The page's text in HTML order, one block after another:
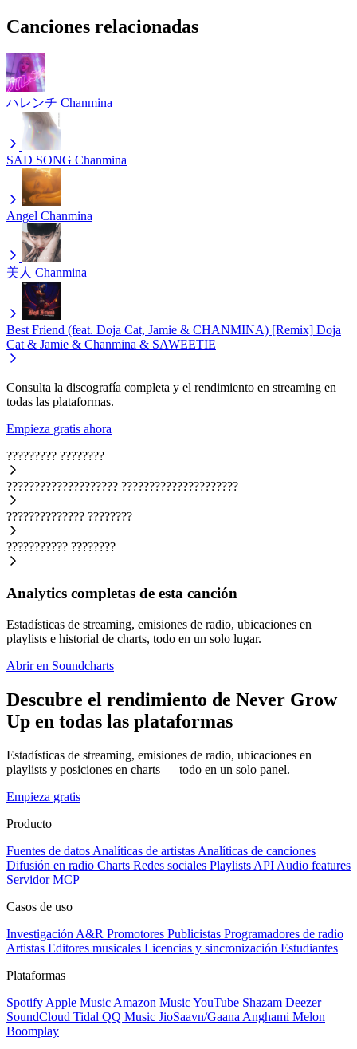
Canciones relacionadas
ハレンチ Chanmina
SAD SONG Chanmina
Angel Chanmina
美人 Chanmina
Best Friend (feat. Doja Cat, Jamie & CHANMINA) [Remix] Doja
Cat & Jamie & Chanmina & SAWEETIE
Consulta la discografía completa y el rendimiento en streaming en
todas las plataformas.
Empieza gratis ahora
????????? ????????
???????????????????? ?????????????????????
?????????????? ????????
??????????? ????????
Analytics completas de esta canción
Estadísticas de streaming, emisiones de radio, ubicaciones en
playlists e historial de charts, todo en un solo lugar.
Abrir en Soundcharts
Descubre el rendimiento de Never Grow
Up en todas las plataformas
Estadísticas de streaming, emisiones de radio, ubicaciones en
playlists y posiciones en charts — todo en un solo panel.
Empieza gratis
Producto
Fuentes de datos Analíticas de artistas Analíticas de canciones
Difusión en radio Charts Redes sociales Playlists API Audio features
Servidor MCP
Casos de uso
Investigación A&R Promotores Publicistas Programadores de radio
Artistas Editores musicales Licencias y sincronización Estudiantes
Plataformas
Spotify Apple Music Amazon MusicYouTube Shazam Deezer
SoundCloud Tidal QQ Music JioSaavn/Gaana Anghami Melon
Boomplay